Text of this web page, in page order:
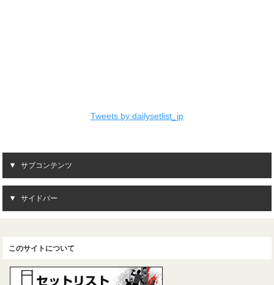
Tweets by dailysetlist_jp
サブコンテンツ
サイドバー
このサイトについて